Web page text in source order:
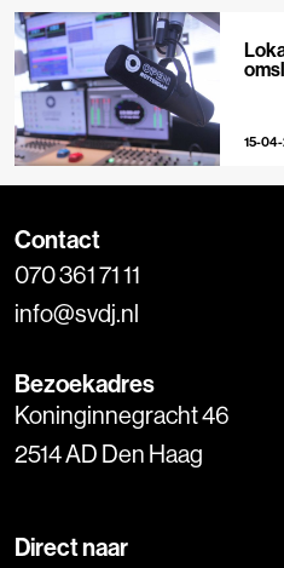
15-
Contact
070 361 71 11
info@svdj.nl
Bezoekadres
Koninginnegracht 46
2514 AD Den Haag
Direct naar